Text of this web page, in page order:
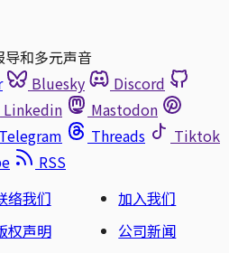
导和多元声音
Bluesky
Discord
Linkedin
Mastodon
Telegram Threads
Tiktok
RSS
络我们
加入我们
权声明
公司新闻